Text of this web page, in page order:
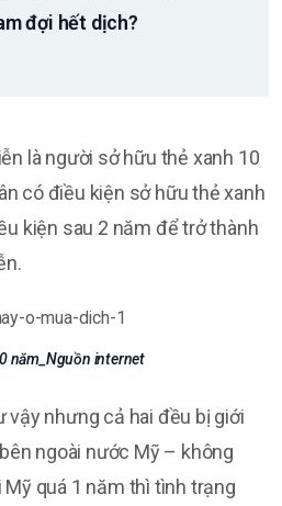
đợi hết dịch?
là người sở hữu thẻ xanh 10
có điều kiện sở hữu thẻ xanh
kiện sau 2 năm để trở thành
năm_Nguồn internet
vậy nhưng cả hai đều bị giới
ngoài nước Mỹ – không
quá 1 năm thì tình trạng